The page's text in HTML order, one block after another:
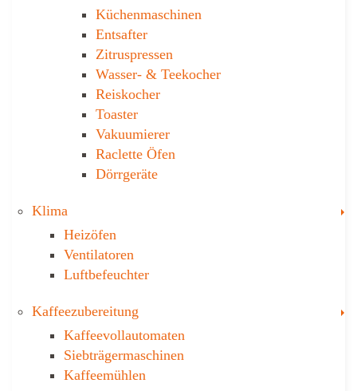
Küchen­maschinen
Entsafter
Zitruspressen
Wasser-­ & Teekocher
Reiskocher
Toaster
Vakuumierer
Raclette Öfen
Dörrgeräte
Klima
Heizöfen
Ventilatoren
Luftbefeuchter
Kaffee­zubereitung
Kaffeevollautomaten
Siebträgermaschinen
Kaffeemühlen